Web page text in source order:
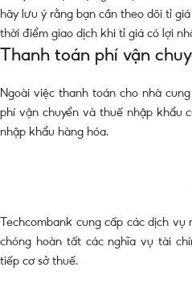
hãy lưu ý rằng bạn cần theo dõi tỉ
thời điểm giao dịch khi tỉ giá có lợi
Thanh toán phí vận
Ngoài việc thanh toán cho nhà
phí vận chuyển và thuế nhập khẩu
nhập khẩu hàng hóa.
Techcombank cung cấp các dịch
chóng hoàn tất các nghĩa vụ tài
tiếp cơ sở thuế.